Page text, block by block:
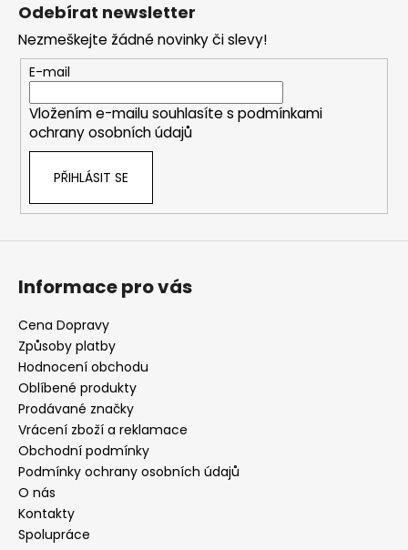
Odebírat newsletter
Nezmeškejte žádné novinky či slevy!
E-mail
Vložením e-mailu souhlasíte s podmínkami
ochrany osobních údajů
PŘIHLÁSIT SE
Informace pro vás
Cena Dopravy
Způsoby platby
Hodnocení obchodu
Oblíbené produkty
Prodávané značky
Vrácení zboží a reklamace
Obchodní podmínky
Podmínky ochrany osobních údajů
O nás
Kontakty
Spolupráce